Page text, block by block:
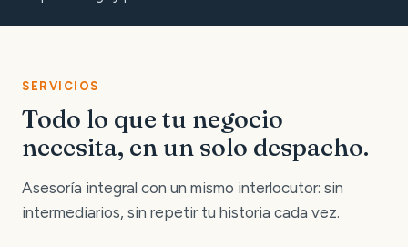
SERVICIOS
Todo lo que tu negocio
necesita, en un solo despacho.
Asesoría integral con un mismo interlocutor: sin
intermediarios, sin repetir tu historia cada vez.